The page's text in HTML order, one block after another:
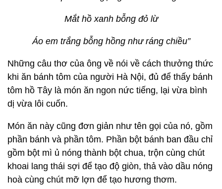
Mắt hồ xanh bỗng đỏ lừ
Áo em trắng bỗng hồng như ráng chiều”
Những câu thơ của ông về nói về cách thưởng thức
khi ăn bánh tôm của người Hà Nội, đủ để thấy bánh
tôm hồ Tây là món ăn ngon nức tiếng, lại vừa bình
dị vừa lôi cuốn.
Món ăn này cũng đơn giản như tên gọi của nó, gồm
phần bánh và phần tôm. Phần bột bánh ban đầu chỉ
gồm bột mì ủ nóng thành bột chua, trộn cùng chút
khoai lang thái sợi để tạo độ giòn, thả vào dầu nóng
hoà cùng chút mỡ lợn để tạo hương thơm.